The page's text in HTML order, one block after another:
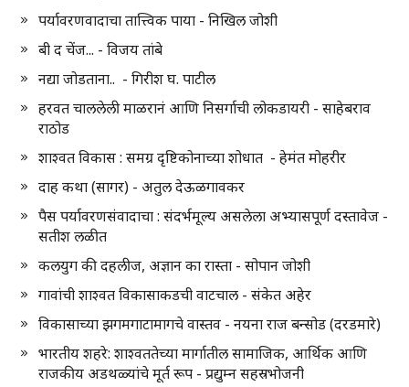
पर्यावरणवादाचा तात्त्विक पाया - निखिल जोशी
बी द चेंज... - विजय तांबे
नद्या जोडताना.. - गिरीश घ. पाटील
हरवत चाललेली माळरानं आणि निसर्गाची लोकडायरी - साहेबराव
राठोड
शाश्वत विकास : समग्र दृष्टिकोनाच्या शोधात - हेमंत मोहरीर
दाह कथा (सागर) - अतुल देऊळगावकर
पैस पर्यावरणसंवादाचा : संदर्भमूल्य असलेला अभ्यासपूर्ण दस्तावेज -
सतीश लळीत
कलयुग की दहलीज, अज्ञान का रास्ता - सोपान जोशी
गावांची शाश्वत विकासाकडची वाटचाल - संकेत अहेर
विकासाच्या झगमगाटामागचे वास्तव - नयना राज बन्सोड (दरडमारे)
भारतीय शहरे: शाश्वततेच्या मार्गातील सामाजिक, आर्थिक आणि
राजकीय अडथळ्यांचे मूर्त रूप - प्रद्युम्न सहस्रभोजनी